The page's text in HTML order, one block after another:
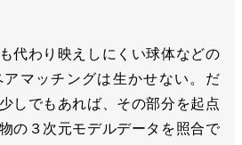
代わり映えしにくい球体などの
マッチングは生かせない。だ
しでもあれば、その部分を起点
の３次元モデルデータを照合で